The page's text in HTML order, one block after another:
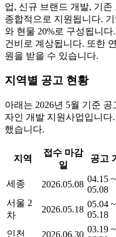
업, 신규 브랜드 개발, 기
종합적으로 지원됩니다.
와 현물 20%로 구성됩니
건비로 계상됩니다. 또한
원을 받을 수 있습니다.
지역별 공고 현황
아래는 2026년 5월 기준
자인 개발 지원사업입니다
했습니다.
지역
접수 마감
일
공고
세종 2026.05.08
04.15 ~
05.08
서울 2
차
2026.05.18
05.04 ~
05.18
인천 2026.06.30
03.19 ~